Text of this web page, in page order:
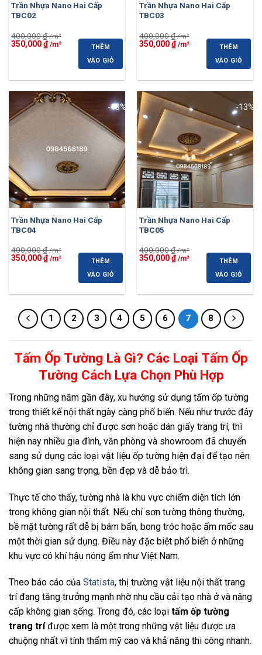
Trần Nhựa Nano Hai Cấp
TBC02
400,000₫
Giá
350,000₫
Giá
THÊM
VÀO GIỎ
Trần Nhựa Nano Hai Cấp
TBC03
400,000₫
Giá
350,000₫
Giá
THÊM
VÀO GIỎ
-13%
Trần Nhựa Nano Hai Cấp
TBC04
400,000₫
Giá
350,000₫
Giá
THÊM
VÀO GIỎ
-13%
Trần Nhựa Nano Hai Cấp
TBC05
400,000₫
Giá
350,000₫
Giá
THÊM
VÀO GIỎ
1 2 3 4 5 6 7 8
Tấm Ốp Tường Là Gì? Các Loại Tấm Ốp
Tường Cách Lựa Chọn Phù Hợp
Trong những năm gần đây, xu hướng sử dụng tấm ốp tường
trong thiết kế nội thất ngày càng phổ biến. Nếu như trước đây
tường nhà thường chỉ được sơn hoặc dán giấy trang trí, thì
hiện nay nhiều gia đình, văn phòng và showroom đã chuyển
sang sử dụng các loại vật liệu ốp tường hiện đại để tạo nên
không gian sang trọng, bền đẹp và dễ bảo trì.
Thực tế cho thấy, tường nhà là khu vực chiếm diện tích lớn
trong không gian nội thất. Nếu chỉ sơn tường thông thường,
bề mặt tường rất dễ bị bám bẩn, bong tróc hoặc ẩm mốc sau
một thời gian sử dụng. Điều này đặc biệt phổ biến ở những
khu vực có khí hậu nóng ẩm như Việt Nam.
Theo báo cáo của Statista, thị trường vật liệu nội thất trang
trí đang tăng trưởng mạnh nhờ nhu cầu cải tạo nhà ở và nâng
cấp không gian sống. Trong đó, các loại tấm ốp tường
trang tríđược xem là một trong những vật liệu được ưa
chuộng nhất vì tính thẩm mỹ cao và khả năng thi công nhanh.